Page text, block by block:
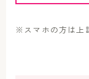
※スマホの方は上